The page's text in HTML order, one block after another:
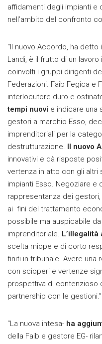
affidamenti degli impianti
nell’ambito del confronto
“Il nuovo Accordo, ha detto
Landi, è il frutto di un
coinvolti i gruppi dirigenti
Federazioni. Faib Fegica e
interlocutore duro e
tempi nuovi e indicare una
gestori a marchio Esso,
imprenditoriali per la
destrutturazione. Il nuovo
innovativi e dà risposte
vertenza in atto con gli altri
impianti Esso. Negoziare
rappresentanza dei
ai fini del trattamento
possibile ma auspicabile
imprenditoriale. L’illegalità
scelta miope e di corto
finiti in tribunale. Avere una
con scioperi e vertenze
prospettiva di contenzioso
partnership con le gestioni.”
“La nuova intesa- ha
della Faib e gestore EG-